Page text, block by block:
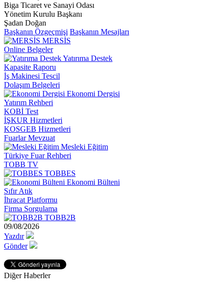
Biga Ticaret ve Sanayi Odası
Yönetim Kurulu Başkanı
Şadan Doğan
Başkanın Özgeçmişi Başkanın Mesajları
MERSİS
Online Belgeler
Yatırıma Destek
Kapasite Raporu
İş Makinesi Tescil
Dolaşım Belgeleri
Ekonomi Dergisi
Yatırım Rehberi
KOBİ Test
İŞKUR Hizmetleri
KOSGEB Hizmetleri
Fuarlar Mevzuat
Mesleki Eğitim
Türkiye Fuar Rehberi
TOBB TV
TOBBES
Ekonomi Bülteni
Sıfır Atık
İhracat Platformu
Firma Sorgulama
TOBB2B
09/08/2026
Yazdır
Gönder
Diğer Haberler